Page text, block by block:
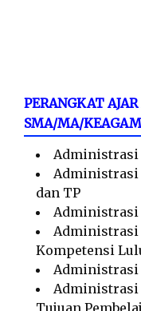
PERANGKAT
SMA/MA/
Administrasi
Administrasi
dan TP
Administrasi
Administrasi
Kompetensi
Administrasi
Administrasi
Tujuan